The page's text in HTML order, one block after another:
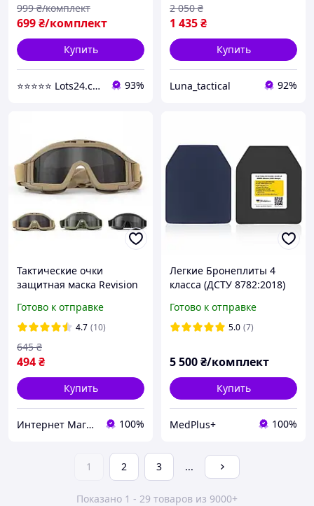
699₴/комплект
999 ₴/комплект
Купить
⭐️⭐️⭐️⭐️⭐️ Lots24.com.ua 93%
1 435₴
2 050 ₴
Купить
Luna_tactical 92%
Тактические очки
защитная маска Revision
Баллистические очки со
сменными линзами
Готово к отправке
4.7 (10)
494₴
645 ₴
Купить
Интернет Магазин «ОКЕЙ» 100%
Легкие Бронеплиты 4
класса (ДСТУ 8782:2018)
Готово к отправке
5.0 (7)
5 500₴/комплект
Купить
MedPlus+ 100%
1 2 3 ...
Показано 1 - 29 товаров из 9000+